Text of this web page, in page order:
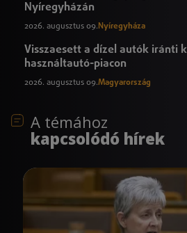
Nyíregyházán
2026. augusztus 09. Nyíregyháza
Visszaesett a dízel autók iránti
használtautó-piacon
2026. augusztus 09.Magyarország
A témához
kapcsolódó hírek